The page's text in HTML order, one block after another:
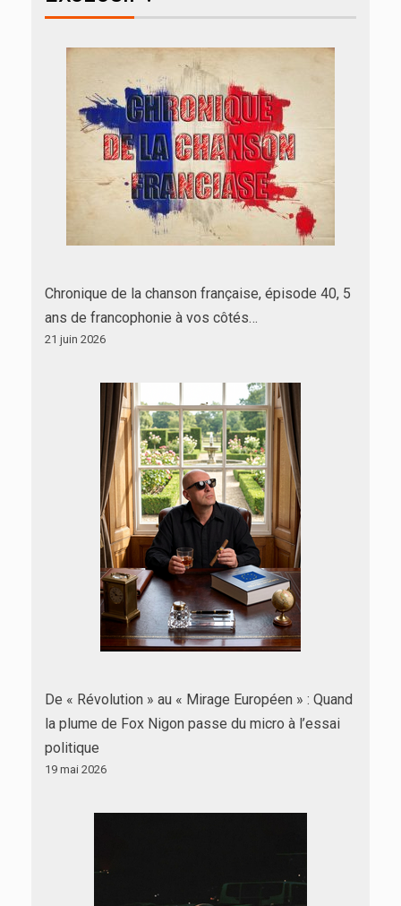
Chronique de la chanson française, épisode 40, 5
ans de francophonie à vos côtés…
21 juin 2026
De « Révolution » au « Mirage Européen » : Quand
la plume de Fox Nigon passe du micro à l’essai
politique
19 mai 2026